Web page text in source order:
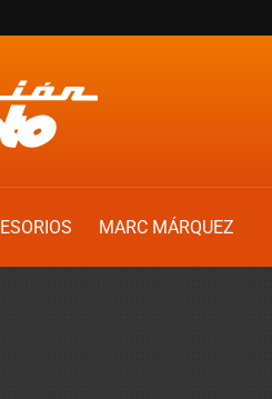
MARC MÁRQUEZ